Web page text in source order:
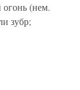
огонь (нем.
зубр;